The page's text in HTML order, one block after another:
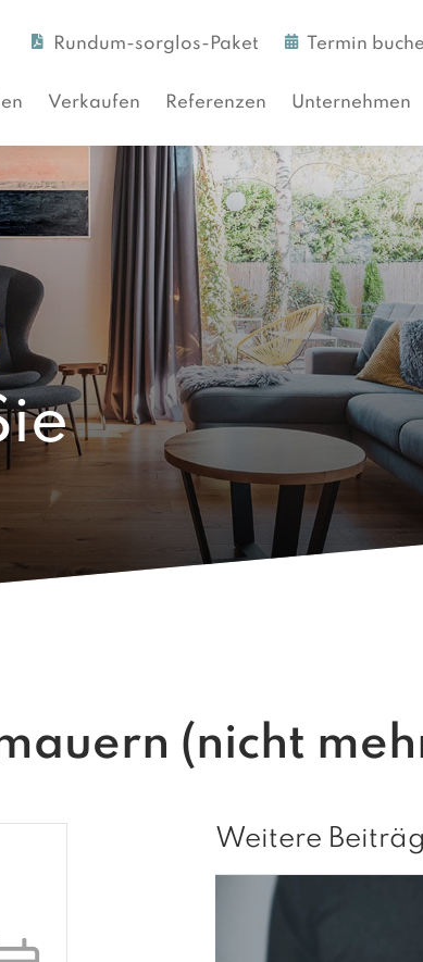
Rundum-sorglos-Paket Termin
Verkaufen Referenzen Unternehmen
(nicht
Weitere